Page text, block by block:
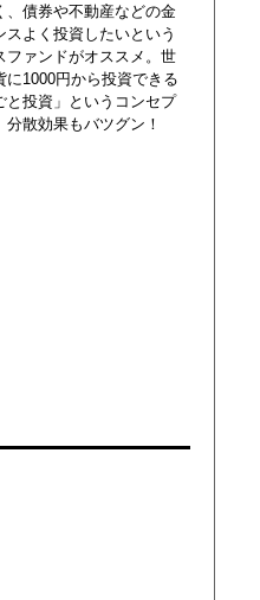
、債券や不動産などの金
スよく投資したいという
ファンドがオススメ。世
に1000円から投資できる
と投資」というコンセプ
散効果もバツグン！